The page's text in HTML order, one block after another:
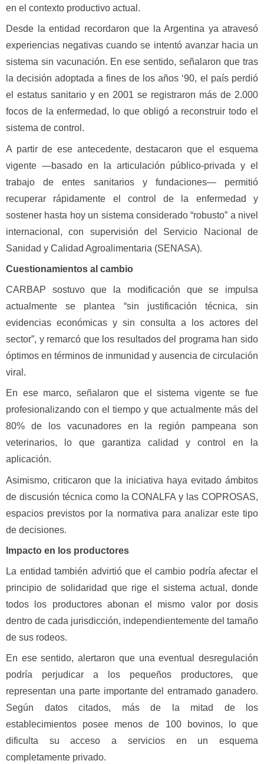
en el contexto productivo actual.
Desde la entidad recordaron que la Argentina ya atravesó
experiencias negativas cuando se intentó avanzar hacia un
sistema sin vacunación. En ese sentido, señalaron que tras
la decisión adoptada a fines de los años ‘90, el país perdió
el estatus sanitario y en 2001 se registraron más de 2.000
focos de la enfermedad, lo que obligó a reconstruir todo el
sistema de control.
A partir de ese antecedente, destacaron que el esquema
vigente —basado en la articulación público-privada y el
trabajo de entes sanitarios y fundaciones— permitió
recuperar rápidamente el control de la enfermedad y
sostener hasta hoy un sistema considerado “robusto” a nivel
internacional, con supervisión del Servicio Nacional de
Sanidad y Calidad Agroalimentaria (SENASA).
Cuestionamientos al cambio
CARBAP sostuvo que la modificación que se impulsa
actualmente se plantea “sin justificación técnica, sin
evidencias económicas y sin consulta a los actores del
sector”, y remarcó que los resultados del programa han sido
óptimos en términos de inmunidad y ausencia de circulación
viral.
En ese marco, señalaron que el sistema vigente se fue
profesionalizando con el tiempo y que actualmente más del
80% de los vacunadores en la región pampeana son
veterinarios, lo que garantiza calidad y control en la
aplicación.
Asimismo, criticaron que la iniciativa haya evitado ámbitos
de discusión técnica como la CONALFA y las COPROSAS,
espacios previstos por la normativa para analizar este tipo
de decisiones.
Impacto en los productores
La entidad también advirtió que el cambio podría afectar el
principio de solidaridad que rige el sistema actual, donde
todos los productores abonan el mismo valor por dosis
dentro de cada jurisdicción, independientemente del tamaño
de sus rodeos.
En ese sentido, alertaron que una eventual desregulación
podría perjudicar a los pequeños productores, que
representan una parte importante del entramado ganadero.
Según datos citados, más de la mitad de los
establecimientos posee menos de 100 bovinos, lo que
dificulta su acceso a servicios en un esquema
completamente privado.